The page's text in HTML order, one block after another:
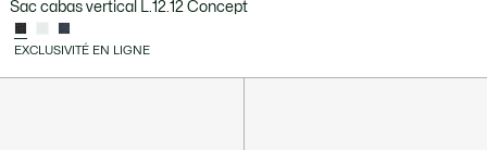
Sac cabas vertical L.12.12 Concept
EXCLUSIVITÉ EN LIGNE